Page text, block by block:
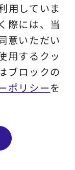
革
ー
用していま
際には、当
意いただい
用するクッ
ブロックの
ポリシーを